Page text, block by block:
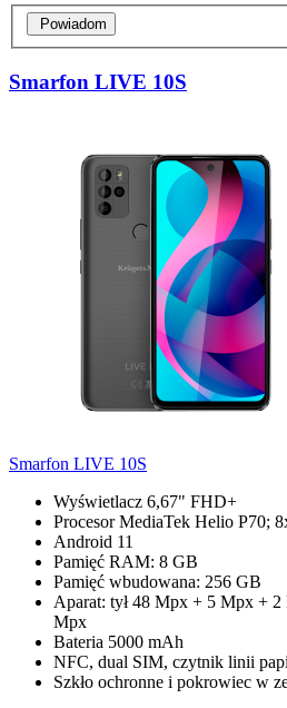
Powiadom
Smarfon LIVE 10S
Smarfon LIVE 10S
Wyświetlacz 6,67" FHD+
Procesor MediaTek Helio P70;
Android 11
Pamięć RAM: 8 GB
Pamięć wbudowana: 256 GB
Aparat: tył 48 Mpx + 5 Mpx +
Mpx
Bateria 5000 mAh
NFC, dual SIM, czytnik linii
Szkło ochronne i pokrowiec w